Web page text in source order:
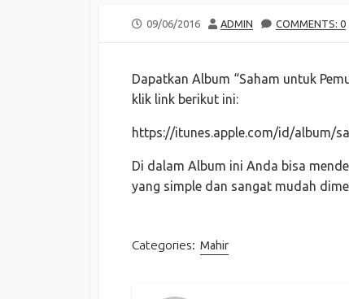
PUBLISHED
09/06/2016 AUTHOR
ADMIN COMMENTS: 0
Dapatkan Album “Saham untuk
klik link berikut ini:
https://itunes.apple.com/id/album/
Di dalam Album ini Anda bisa
yang simple dan sangat mudah
Categories: Mahir